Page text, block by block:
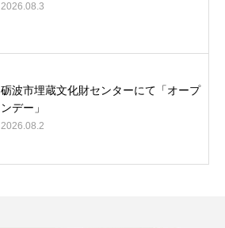
2026.08.3
砺波市埋蔵文化財センターにて「オープ
ンデー」
2026.08.2